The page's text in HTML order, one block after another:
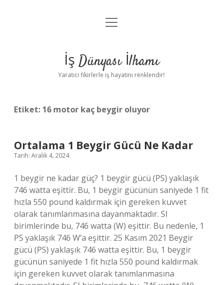
Anasayfa
Yasal Uyarı
menüyü
İş Dünyası İlhamı
Yaratıcı fikirlerle iş hayatını renklendir!
Etiket: 16 motor kaç beygir oluyor
Ortalama 1 Beygir Gücü Ne Kadar
Tarih: Aralık 4, 2024
1 beygir ne kadar güç? 1 beygir gücü (PS) yaklaşık
746 watta eşittir. Bu, 1 beygir gücünün saniyede 1 fit
hızla 550 pound kaldırmak için gereken kuvvet
olarak tanımlanmasına dayanmaktadır. SI
birimlerinde bu, 746 watta (W) eşittir. Bu nedenle, 1
PS yaklaşık 746 W’a eşittir. 25 Kasım 2021 Beygir
gücü (PS) yaklaşık 746 watta eşittir. Bu, 1 beygir
gücünün saniyede 1 fit hızla 550 pound kaldırmak
için gereken kuvvet olarak tanımlanmasına